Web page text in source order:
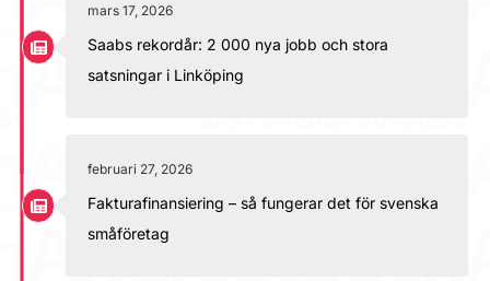
mars 17, 2026
Saabs rekordår: 2 000 nya jobb och stora
satsningar i Linköping
februari 27, 2026
Fakturafinansiering – så fungerar det för svenska
småföretag